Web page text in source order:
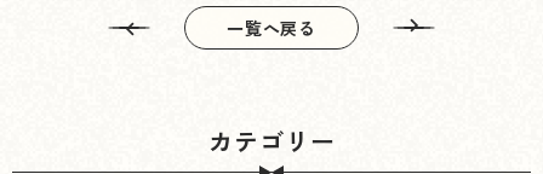
一覧へ戻る
カテゴリー